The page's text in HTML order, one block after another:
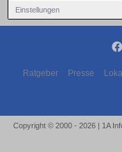
Einstellungen
Ratgeber Presse
Copyright © 2000 - 2026 | 1A